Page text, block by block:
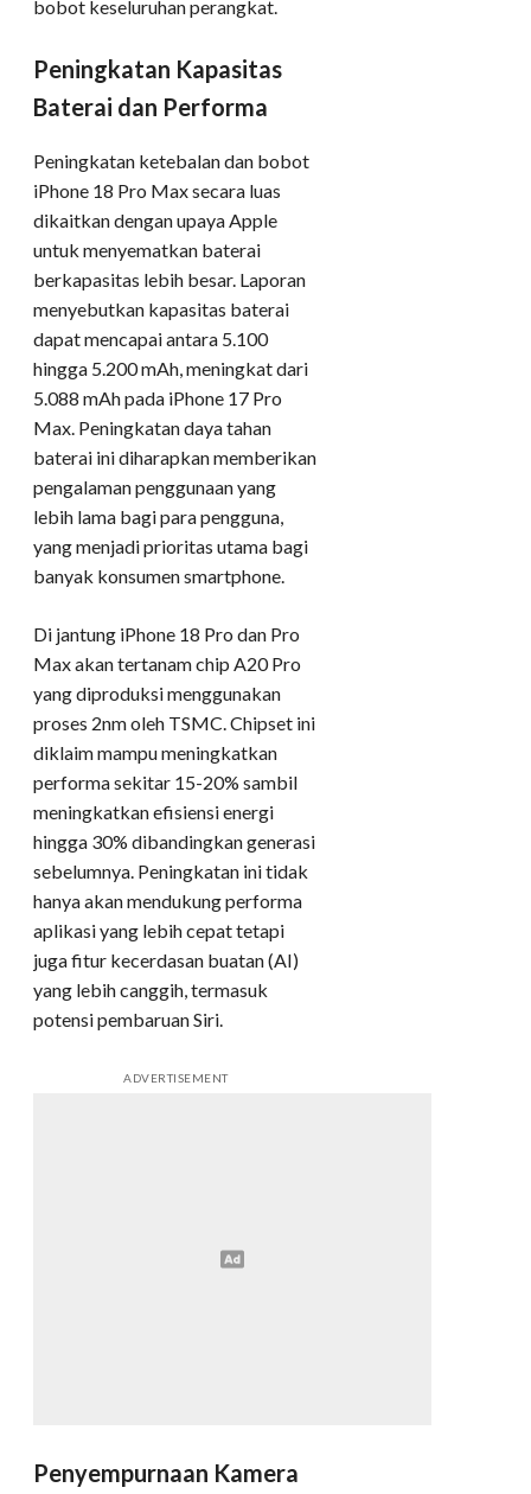
bobot keseluruhan perangkat.
Peningkatan Kapasitas
Baterai dan Performa
Peningkatan ketebalan dan bobot
iPhone 18 Pro Max secara luas
dikaitkan dengan upaya Apple
untuk menyematkan baterai
berkapasitas lebih besar. Laporan
menyebutkan kapasitas baterai
dapat mencapai antara 5.100
hingga 5.200 mAh, meningkat dari
5.088 mAh pada iPhone 17 Pro
Max. Peningkatan daya tahan
baterai ini diharapkan memberikan
pengalaman penggunaan yang
lebih lama bagi para pengguna,
yang menjadi prioritas utama bagi
banyak konsumen smartphone.
Di jantung iPhone 18 Pro dan Pro
Max akan tertanam chip A20 Pro
yang diproduksi menggunakan
proses 2nm oleh TSMC. Chipset ini
diklaim mampu meningkatkan
performa sekitar 15-20% sambil
meningkatkan efisiensi energi
hingga 30% dibandingkan generasi
sebelumnya. Peningkatan ini tidak
hanya akan mendukung performa
aplikasi yang lebih cepat tetapi
juga fitur kecerdasan buatan (AI)
yang lebih canggih, termasuk
potensi pembaruan Siri.
ADVERTISEMENT
Penyempurnaan Kamera